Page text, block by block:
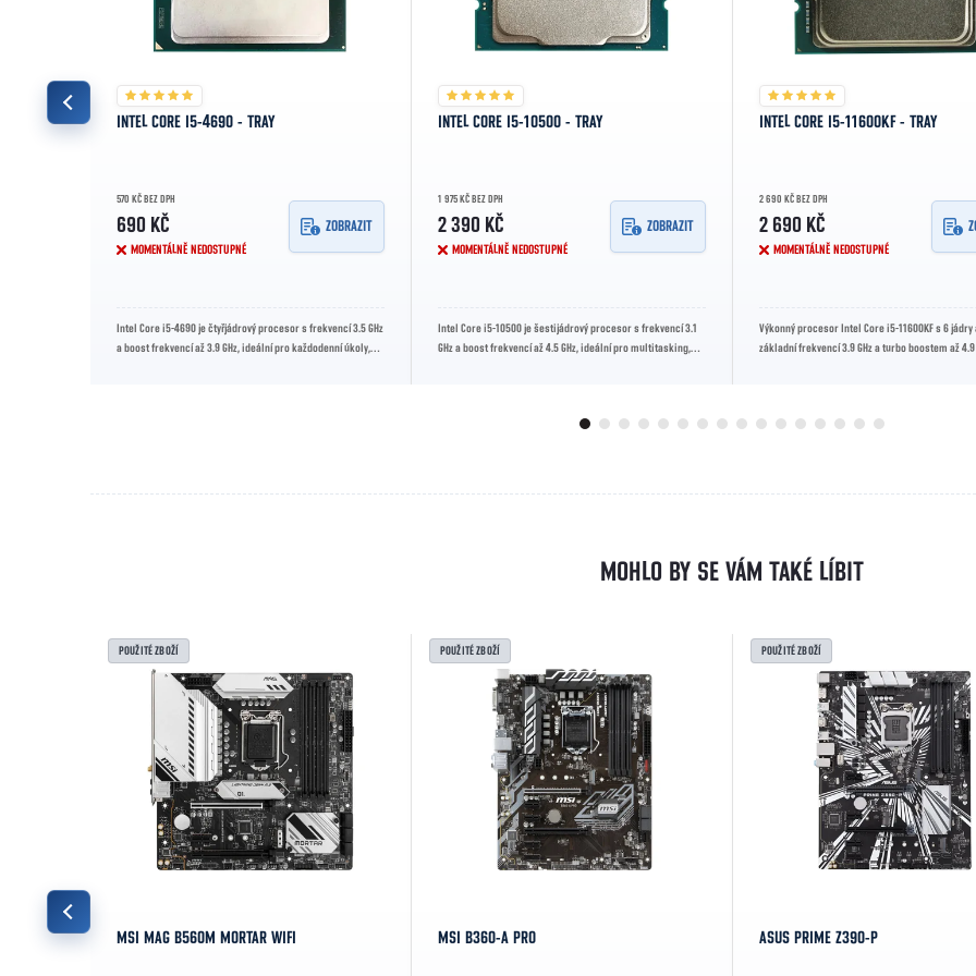
INTEL CORE I5-4690 - TRAY
570 KČ BEZ DPH
690 KČ
MOMENTÁLNĚ NEDOSTUPNÉ
ZOBRAZIT
Intel Core i5-4690 je čtyřjádrový procesor s frekvencí 3.5 GHz
a boost frekvencí až 3.9 GHz, ideální pro každodenní úkoly,
INTEL CORE I5-10500 - TRAY
1 975 KČ BEZ DPH
2 390 KČ
MOMENTÁLNĚ NEDOSTUPNÉ
ZOBRAZIT
Intel Core i5-10500 je šestijádrový procesor s frekvencí 3.1
GHz a boost frekvencí až 4.5 GHz, ideální pro multitasking,
INTEL CORE I5-11600KF - TRAY
2 690 KČ BEZ DPH
2 690 KČ
MOMENTÁLNĚ NEDOSTUPNÉ
Výkonný procesor Intel Core i5-11600KF s 6 jádry
základní frekvencí 3.9 GHz a turbo boostem až 4.9
POUŽITÉ ZBOŽÍ
MSI MAG B560M MORTAR WIFI
POUŽITÉ ZBOŽÍ
MSI B360-A PRO
POUŽITÉ ZBOŽÍ
ASUS PRIME Z390-P